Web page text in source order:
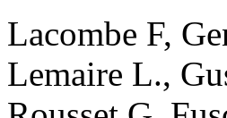
Lacombe F,
Lemaire L.,